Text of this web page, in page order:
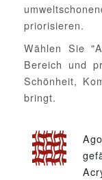
priorisieren.
Wählen Sie
Bereich und
Schönheit,
bringt.